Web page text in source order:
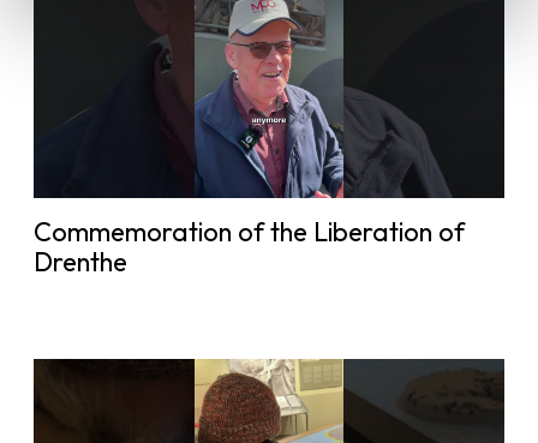
Commemoration of the Liberation of
Drenthe